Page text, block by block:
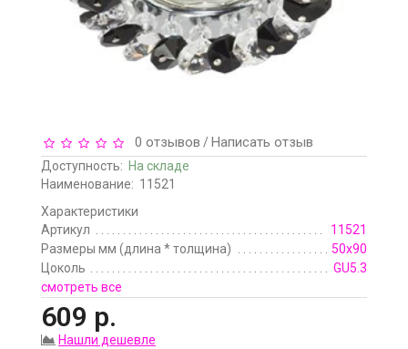
0 отзывов /Написать отзыв
Доступность: На складе
Наименование: 11521
Характеристики
Артикул
11521
Размеры мм (длина * толщина)
50х90
Цоколь
GU5.3
смотреть все
609 р.
Нашли дешевле